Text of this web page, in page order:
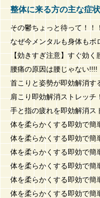
整体に来る方の主な症
その鬱ちょっと待って！！
なぜ今メンタルも身体もボ
【効きすぎ注意】すぐ効く
腰痛の原因は腰じゃない!!!!
首こりと姿勢が即効解消す
肩こり即効解消ストレッチ
手と指の疲れを即効解消ス
体を柔らかくする即効で
体を柔らかくする即効で
体を柔らかくする即効で
体を柔らかくする即効で
体を柔らかくする即効で
体を柔らかくする即効で